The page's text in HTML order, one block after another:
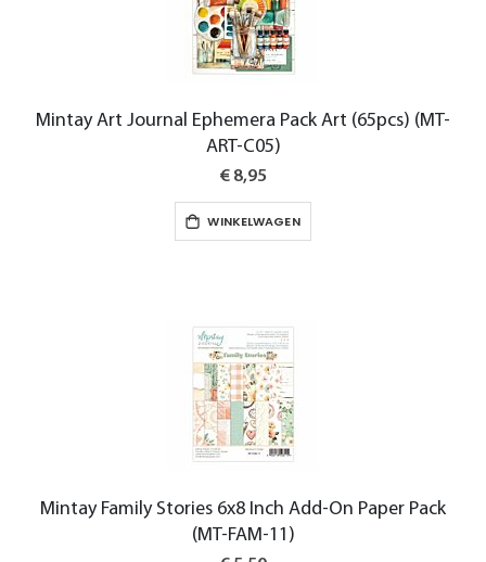
Mintay Art Journal Ephemera Pack Art (65pcs) (MT-
ART-C05)
€ 8,95
WINKELWAGEN
Mintay Family Stories 6x8 Inch Add-On Paper Pack
(MT-FAM-11)